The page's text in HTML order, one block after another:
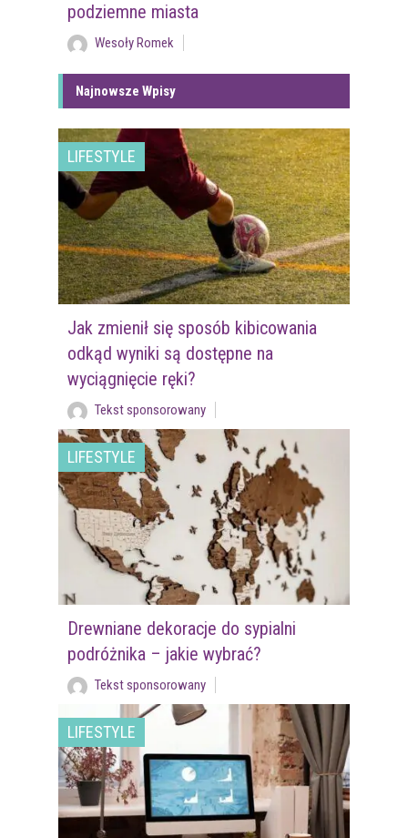
podziemne miasta
Wesoły Romek
Najnowsze Wpisy
LIFESTYLE
Jak zmienił się sposób kibicowania
odkąd wyniki są dostępne na
wyciągnięcie ręki?
Tekst sponsorowany
LIFESTYLE
Drewniane dekoracje do sypialni
podróżnika – jakie wybrać?
Tekst sponsorowany
LIFESTYLE